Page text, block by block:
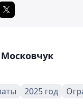
2025 год